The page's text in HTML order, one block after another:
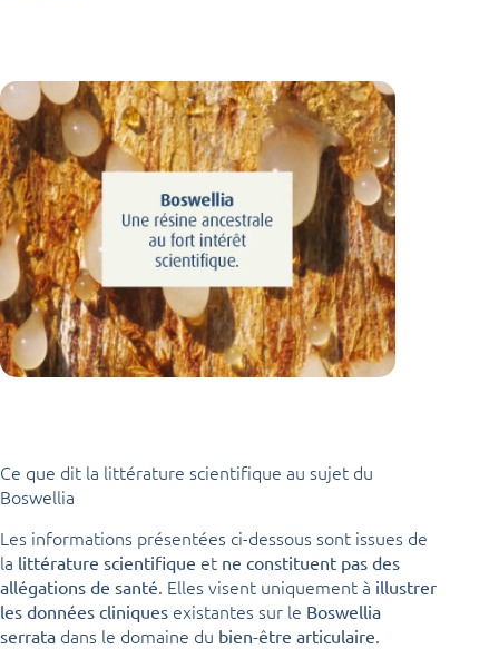
Ce que dit la littérature scientifique au sujet du
Boswellia
Les informations présentées ci-dessous sont issues de
la littérature scientifique et ne constituent pas des
allégations de santé. Elles visent uniquement à illustrer
les données cliniques existantes sur le Boswellia
serrata dans le domaine du bien-être articulaire.